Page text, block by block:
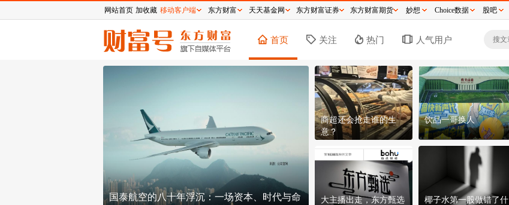
首页 关注 热门 人气用户
国泰航空的八十年浮沉：一场资本、时代与命
逼近历史新高，分红超2300亿：这台水电印
商超还会抢走谁的生
意？
饮品一哥换人
大主播出走，东方甄选
椰子水第一股做错了什
网站首页 加收藏 移动客户端 东方财富 天天基金网 东方财富证券 东方财富期货 妙想 Choice数据 股吧